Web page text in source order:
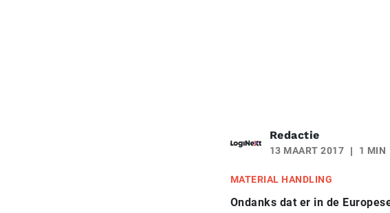
Redactie
13 MAART 2017 1 MIN
MATERIAL HANDLING
Ondanks dat er in de